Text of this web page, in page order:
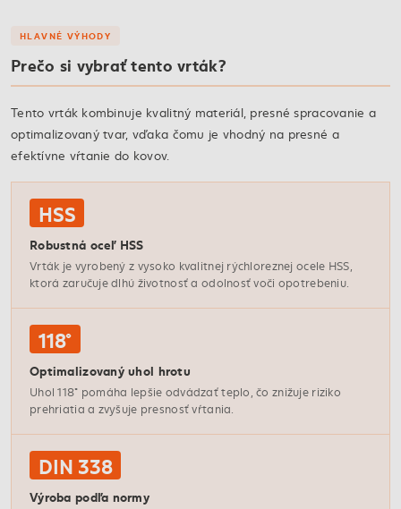
HLAVNÉ VÝHODY
Prečo si vybrať tento vrták?
Tento vrták kombinuje kvalitný materiál, presné spracovanie a
optimalizovaný tvar, vďaka čomu je vhodný na presné a
efektívne vŕtanie do kovov.
HSS
Robustná oceľ HSS
Vrták je vyrobený z vysoko kvalitnej rýchloreznej ocele HSS,
ktorá zaručuje dlhú životnosť a odolnosť voči opotrebeniu.
118°
Optimalizovaný uhol hrotu
Uhol 118° pomáha lepšie odvádzať teplo, čo znižuje riziko
prehriatia a zvyšuje presnosť vŕtania.
DIN 338
Výroba podľa normy